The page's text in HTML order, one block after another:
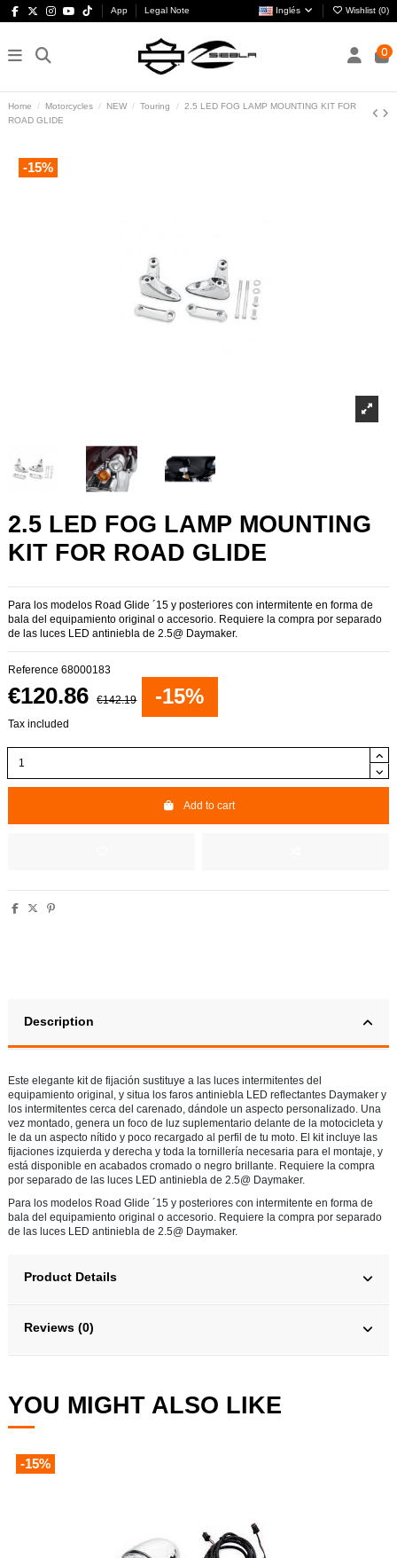
App Legal Note Inglés Wishlist (0)
0
Home Motorcycles NEW Touring
2.5 LED FOG LAMP MOUNTING KIT FOR
ROAD GLIDE
-15%
2.5 LED FOG LAMP MOUNTING
KIT FOR ROAD GLIDE
Para los modelos Road Glide ´15 y posteriores con intermitente en forma de
bala del equipamiento original o accesorio. Requiere la compra por separado
de las luces LED antiniebla de 2.5@ Daymaker.
Reference 68000183
€120.86 €142.19 -15%
Tax included
Add to cart
Description
Este elegante kit de fijación sustituye a las luces intermitentes del
equipamiento original, y situa los faros antiniebla LED reflectantes Daymaker y
los intermitentes cerca del carenado, dándole un aspecto personalizado. Una
vez montado, genera un foco de luz suplementario delante de la motocicleta y
le da un aspecto nítido y poco recargado al perfil de tu moto. El kit incluye las
fijaciones izquierda y derecha y toda la tornillería necesaria para el montaje, y
está disponible en acabados cromado o negro brillante. Requiere la compra
por separado de las luces LED antiniebla de 2.5@ Daymaker.
Para los modelos Road Glide ´15 y posteriores con intermitente en forma de
bala del equipamiento original o accesorio. Requiere la compra por separado
de las luces LED antiniebla de 2.5@ Daymaker.
Product Details
Reviews (0)
YOU MIGHT ALSO LIKE
-15%